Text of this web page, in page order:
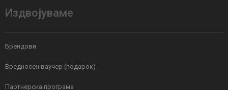
Издвојуваме
Брендови
Вредносен ваучер (подарок)
Партнерска програма